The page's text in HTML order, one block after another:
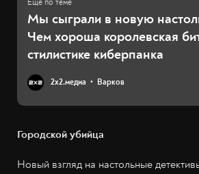
Мы сыграли в новую
Чем хороша королевская
стилистике киберпанка
2х2.медиа Варков
Городской убийца
Новый взгляд на настольные